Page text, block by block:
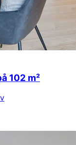
102 m²